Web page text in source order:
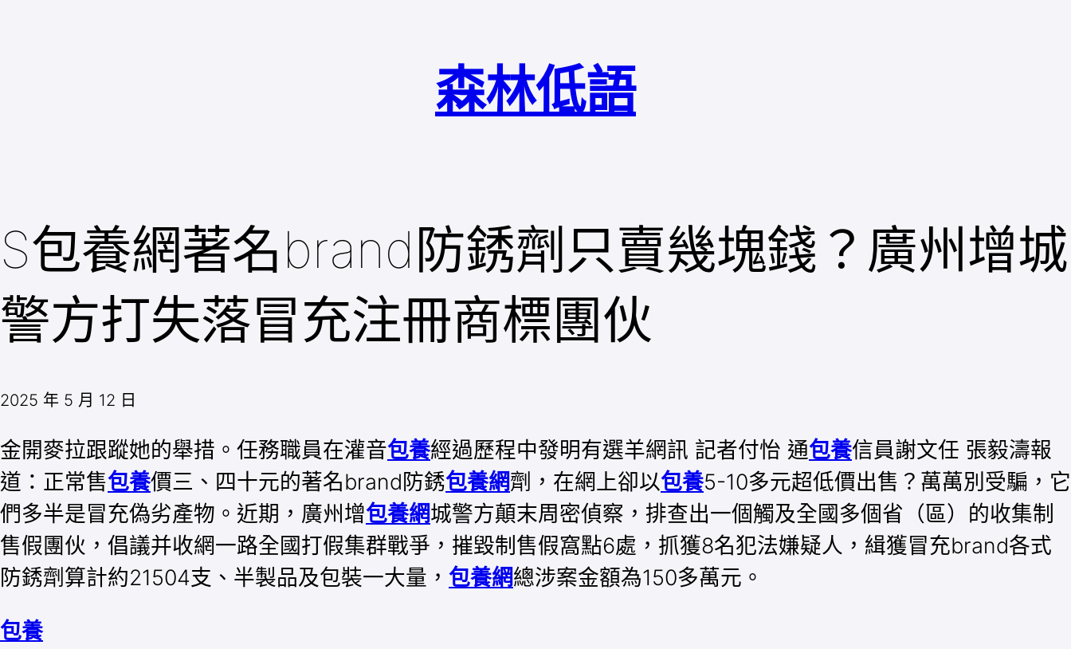
森林低語
S包養網著名brand防銹劑只賣幾塊錢？廣州增城
警方打失落冒充注冊商標團伙
2025 年 5 月 12 日
金開麥拉跟蹤她的舉措。任務職員在灌音包養經過歷程中發明有選羊網訊 記者付怡 通包養信員謝文任 張毅濤報
道：正常售包養價三、四十元的著名brand防銹包養網劑，在網上卻以包養5-10多元超低價出售？萬萬別受騙，它
們多半是冒充偽劣產物。近期，廣州增包養網城警方顛末周密偵察，排查出一個觸及全國多個省（區）的收集制
售假團伙，倡議并收網一路全國打假集群戰爭，摧毀制售假窩點6處，抓獲8名犯法嫌疑人，緝獲冒充brand各式
防銹劑算計約21504支、半製品及包裝一大量， 包養網總涉案金額為150多萬元。
包養